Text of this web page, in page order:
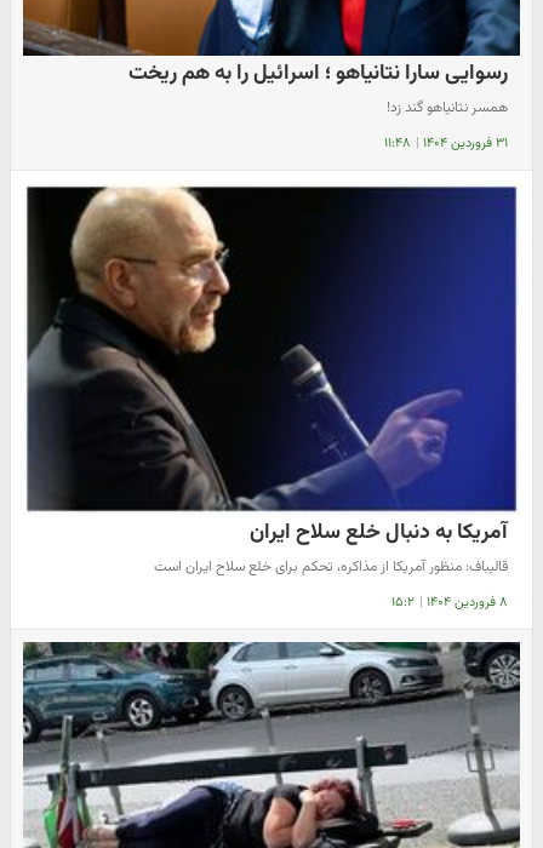
رسوایی سارا نتانیاهو ؛ اسرائیل را به هم ریخت
همسر نتانیاهو گند زد!
۳۱ فروردین ۱۴۰۴ | ۱۱:۴۸
آمریکا به دنبال خلع سلاح ایران
قالیباف: منظور آمریکا از مذاکره، تحکم برای خلع سلاح ایران است
۸ فروردین ۱۴۰۴ | ۱۵:۲